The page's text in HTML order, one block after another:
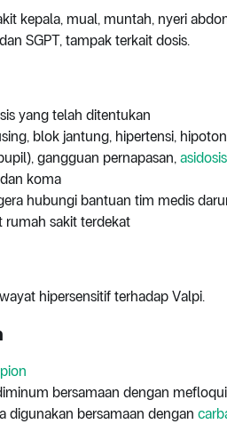
kepala, mual, muntah, nyeri
SGPT, tampak terkait dosis.
yang telah ditentukan
blok jantung, hipertensi,
gangguan pernapasan, asidosis
koma
hubungi bantuan tim medis
rumah sakit terdekat
hipersensitif terhadap Valpi.
bersamaan dengan
digunakan bersamaan dengan